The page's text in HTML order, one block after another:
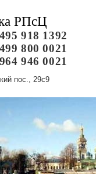
РПсЦ
918 1392
800 0021
946 0021
пос., 29с9